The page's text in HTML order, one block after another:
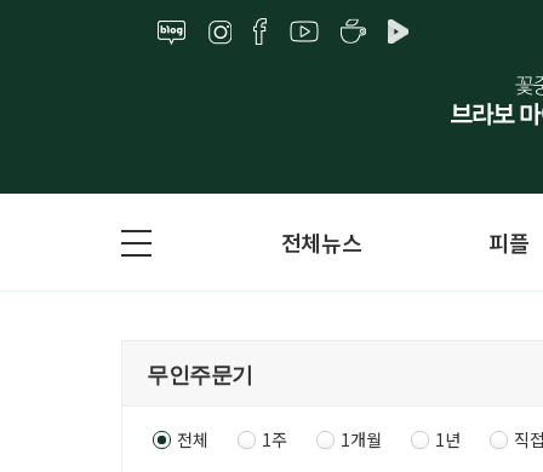
전체뉴스 피플
전체 1주 1개월 1년 직